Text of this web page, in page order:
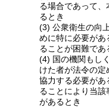
る場合であって
るとき
(3) 公衆衛生の向
めに特に必要が
ることが困難であ
(4) 国の機関もし
けた者が法令の
協力する必要があ
ることにより当
があるとき